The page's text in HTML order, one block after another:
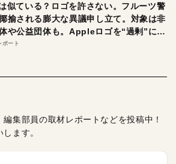
似ている？ロゴを許さない。フルーツ警
揄される膨大な異議申し立て。対象は非
や公益団体も。Appleロゴを“過剰”に守
は
ポート
集部員の取材レポートなどを投稿中！
ます。